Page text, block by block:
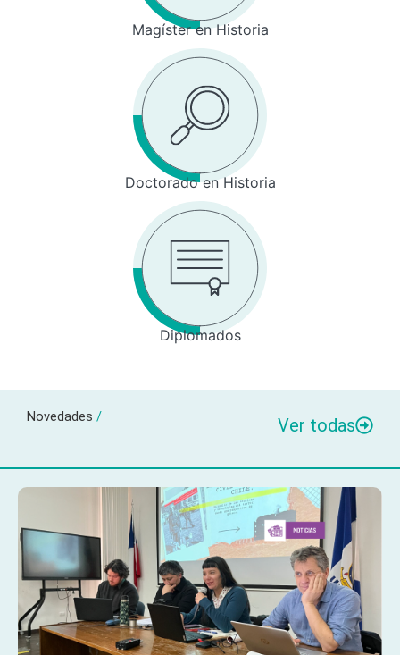
Magíster en Historia
Doctorado en Historia
Diplomados
Novedades / Ver todas